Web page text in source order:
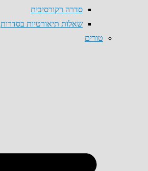
סדרה רקורסיבית
שאלות תיאורטיות בסדרות
טורים